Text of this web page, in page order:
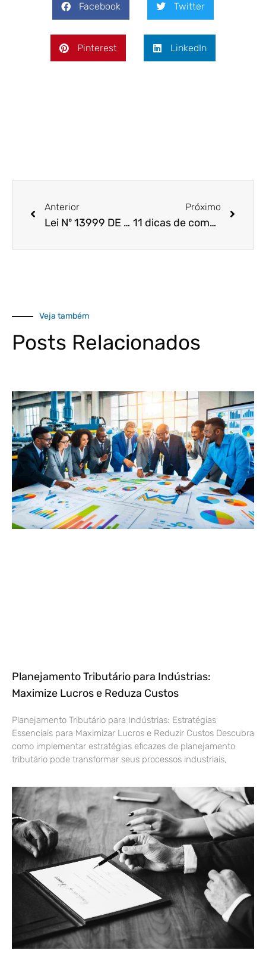
Facebook Twitter
Pinterest LinkedIn
Anterior
Lei Nº 13999 DE 18/05/2020
Próximo
11 dicas de como reduzir muito o custo da sua empresa
Veja também
Posts Relacionados
Planejamento Tributário para Indústrias:
Maximize Lucros e Reduza Custos
Planejamento Tributário para Indústrias: Estratégias
Essenciais para Maximizar Lucros e Reduzir Custos Descubra
como implementar estratégias eficazes de planejamento
tributário pode transformar seus processos industriais,